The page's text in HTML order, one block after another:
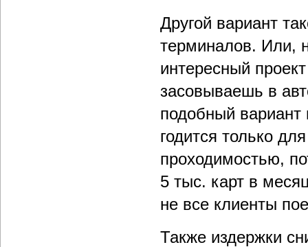
Другой вариант
терминалов. Или,
интересный
засовываешь в
подобный
годится только
проходимостью,
5 тыс. карт в
не все клиенты
Также издержки